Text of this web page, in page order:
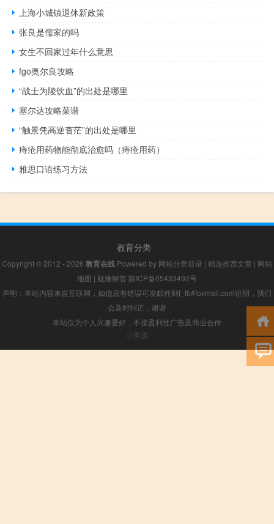
上海小城镇退休新政策
张良是儒家的吗
女生不回家过年什么意思
fgo奥尔良攻略
“战士为陵饮血”的出处是哪里
塞尔达攻略菜谱
“触景凭高逆杳茫”的出处是哪里
痔疮用药物能彻底治愈吗（痔疮用药）
雅思口语练习方法
教育分类
Copyright © 2012 - 2026 教育在线 Powered by 网站分类目录 | 精选推荐文章 | 网站
地图 | 疑难解答 陕ICP备05433492号
声明：本站内容来自互联网，如信息有错误可发邮件到f_fb#foxmail.com说明，我们
会及时纠正，谢谢
本站仅为个人兴趣爱好，不接盈利性广告及商业合作
小男孩